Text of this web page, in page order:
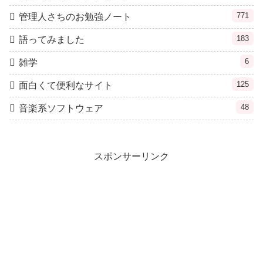
管理人さちのお勉強ノート 771
語ってみました 183
雑学 6
面白くて便利なサイト 125
音楽系ソフトウェア 48
スポンサーリンク